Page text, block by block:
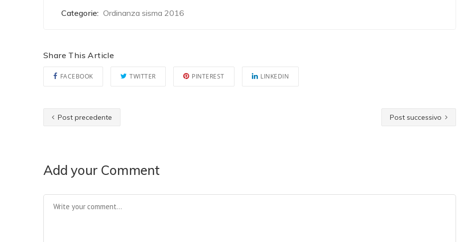
Categorie: Ordinanza sisma 2016
Share This Article
FACEBOOK TWITTER PINTEREST LINKEDIN
Post precedente Post successivo
Add your Comment